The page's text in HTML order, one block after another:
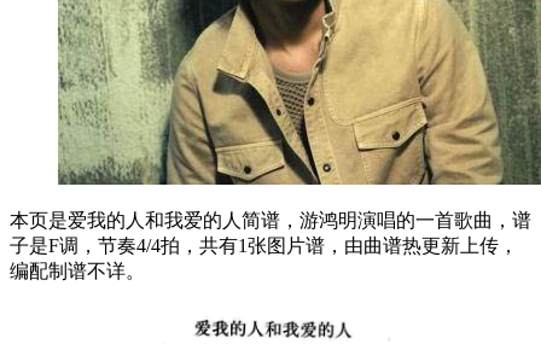
本页是爱我的人和我爱的人简谱，游鸿明演唱的一首歌曲，谱
子是F调，节奏4/4拍，共有1张图片谱，由曲谱热更新上传，
编配制谱不详。